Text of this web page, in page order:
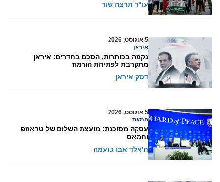
עו"ד תרצה שור
5 אוגוסט, 2026
איראן
נקמה בכותרות, הסכם בחדרים: איראן
מתקרבת לפתיחת הורמוז
דסק איראן
5 אוגוסט, 2026
חמאס
עסקה מסוכנת: מועצת השלום של טראמפ
וחמאס
ח'אלד אבו טועמה